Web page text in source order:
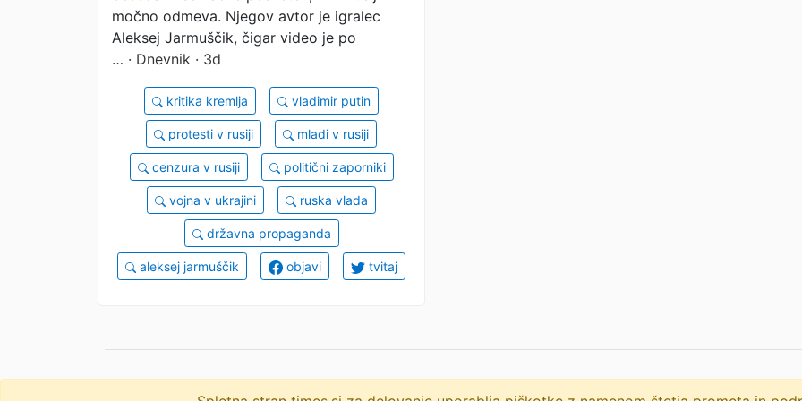
obračunal s Putinom
močno odmeva. Njegov avtor je igralec
Aleksej Jarmuščik, čigar video je po
… · Dnevnik · 3d
kritika kremlja vladimir putin
protesti v rusiji mladi v rusiji
cenzura v rusiji politični zaporniki
vojna v ukrajini ruska vlada
državna propaganda
aleksej jarmuščik objavi tvitaj